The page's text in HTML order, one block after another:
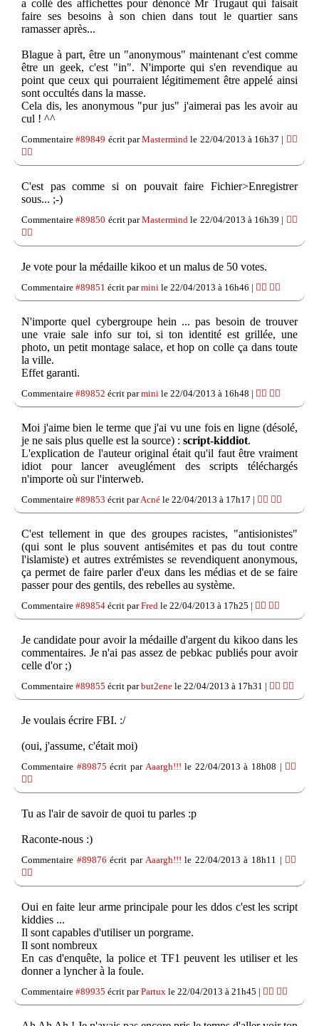
a collé des affichettes pour dénoncé Mr Trugaut qui faisait
faire ses besoins à son chien dans tout le quartier sans
ramasser après...
Blague à part, être un "anonymous" maintenant c'est comme
être un geek, c'est "in". N'importe qui s'en revendique au
point que ceux qui pourraient légitimement être appelé ainsi
sont occultés dans la masse.
Cela dis, les anonymous "pur jus" j'aimerai pas les avoir au
cul ! ^^
Commentaire#89849 écrit parMastermind le 22/04/2013 à 16h37 | 👍🏽
👎🏽
C'est pas comme si on pouvait faire Fichier>Enregistrer
sous... ;-)
Commentaire#89850 écrit parMastermind le 22/04/2013 à 16h39 | 👍🏽
👎🏽
Je vote pour la médaille kikoo et un malus de 50 votes.
Commentaire #89851 écrit parmini le 22/04/2013 à 16h46 | 👍🏽 👎🏽
N'importe quel cybergroupe hein ... pas besoin de trouver
une vraie sale info sur toi, si ton identité est grillée, une
photo, un petit montage salace, et hop on colle ça dans toute
la ville.
Effet garanti.
Commentaire #89852 écrit parmini le 22/04/2013 à 16h48 | 👍🏽 👎🏽
Moi j'aime bien le terme que j'ai vu une fois en ligne (désolé,
je ne sais plus quelle est la source) : script-kiddiot.
L'explication de l'auteur original était qu'il faut être vraiment
idiot pour lancer aveuglément des scripts téléchargés
n'importe où sur l'interweb.
Commentaire #89853 écrit parAcné le 22/04/2013 à 17h17 | 👍🏽 👎🏽
C'est tellement in que des groupes racistes, "antisionistes"
(qui sont le plus souvent antisémites et pas du tout contre
l'islamiste) et autres extrémistes se revendiquent anonymous,
ça permet de faire parler d'eux dans les médias et de se faire
passer pour des gentils, des rebelles au système.
Commentaire #89854 écrit parFred le 22/04/2013 à 17h25 | 👍🏽 👎🏽
Je candidate pour avoir la médaille d'argent du kikoo dans les
commentaires. Je n'ai pas assez de pebkac publiés pour avoir
celle d'or ;)
Commentaire #89855 écrit parbut2ene le 22/04/2013 à 17h31 | 👍🏽 👎🏽
Je voulais écrire FBI. :/
(oui, j'assume, c'était moi)
Commentaire #89875 écrit par Aaargh!!! le 22/04/2013 à 18h08 | 👍🏽
👎🏽
Tu as l'air de savoir de quoi tu parles :p
Raconte-nous :)
Commentaire #89876 écrit par Aaargh!!! le 22/04/2013 à 18h11 | 👍🏽
👎🏽
Oui en faite leur arme principale pour les ddos c'est les script
kiddies ...
Il sont capables d'utiliser un porgrame.
Il sont nombreux
En cas d'enquête, la police et TF1 peuvent les utiliser et les
donner a lyncher à la foule.
Commentaire #89935 écrit parPartux le 22/04/2013 à 21h45 | 👍🏽 👎🏽